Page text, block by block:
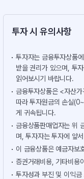
투자 시 유의사항
투자자는 금융투자상품
받을 권리가 있으며, 투
읽어보시기 바랍니다.
금융투자상품은 <자산
따라 투자원금의 손실
게 귀속됩니다.
금융상품판매업자는 위
며, 투자자는 투자에 앞
이 금융상품은 예금자보
증권거래비용, 기타비용
투자성과 부진 및 이익